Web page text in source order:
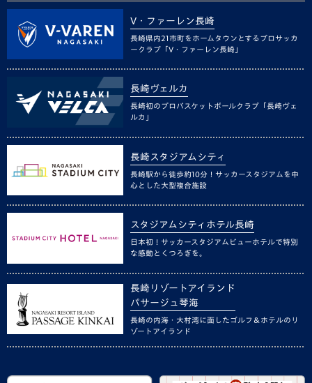
V・ファーレン長崎
長崎県内21市町をホームタウンとするプロサッカ
ークラブ「V・ファーレン長崎」
長崎ヴェルカ
長崎初のプロバスケットボールクラブ「長崎ヴェ
ルカ」
長崎スタジアムシティ
長崎駅から徒歩約10分！サッカースタジアムを中
心とした大型複合施設
スタジアムシティホテル長崎
日本初！サッカースタジアムビューホテルで特別
な感動とくつろぎを。
長崎リゾートアイランド
パサージュ琴海
長崎の内海・大村湾に面したゴルフ＆ホテルのリ
ゾートアイランド